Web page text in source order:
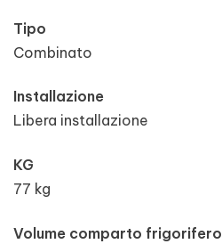
Tipo
Combinato
Installazione
Libera installazione
KG
77 kg
Volume comparto frigorifero